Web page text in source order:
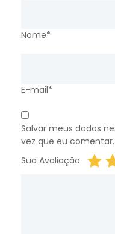
Nome*
E-mail*
Salvar meus dados
vez que eu comentar.
Sua Avaliação